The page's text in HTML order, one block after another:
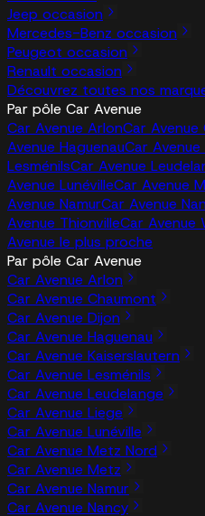
Jeep occasion
Mercedes-Benz occasion
Peugeot occasion
Renault occasion
Découvrez toutes nos
Par pôle Car Avenue
Car Avenue ArlonCar Avenue
Avenue HaguenauCar
LesménilsCar Avenue
Avenue LunévilleCar Avenue
Avenue NamurCar Avenue
Avenue ThionvilleCar Avenue
Avenue le plus proche
Par pôle Car Avenue
Car Avenue Arlon
Car Avenue Chaumont
Car Avenue Dijon
Car Avenue Haguenau
Car Avenue Kaiserslautern
Car Avenue Lesménils
Car Avenue Leudelange
Car Avenue Liege
Car Avenue Lunéville
Car Avenue Metz Nord
Car Avenue Metz
Car Avenue Namur
Car Avenue Nancy